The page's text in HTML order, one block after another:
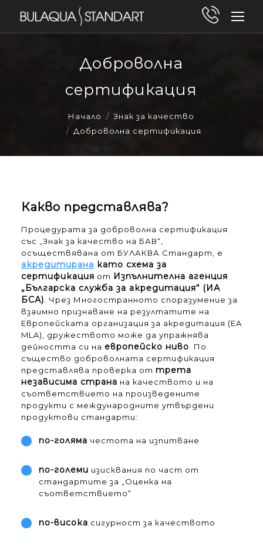
Доброволна
сертификация
You are here:
Начало
Знак за качество
Доброволна сертификация
Какво представлява?
Процедурата за доброволна сертификация
със „Знак за качество на БАВ“,
осъществявана от БУЛАКВА Стандарт, е
акредитирана като схема за
сертификация от Изпълнителна агенция
„Българска служба за акредитация“ (ИА
БСА) . Чрез Многостранното споразумение за
взаимно признаване на резултатите на
Европейската организация за акредитация (EA
MLA), дружеството може да упражнява
дейността си на европейско ниво . По
същество доброволната сертификация
представлява проверка от трета
независима страна на качеството и на
съответствието на произведените
продукти с международните утвърдени
продуктови стандарти:
по-голяма честота на изпитване
по-големи изисквания по част от
стандартите за „Оценка на
съответствието“
по-висока сигурност за качеството